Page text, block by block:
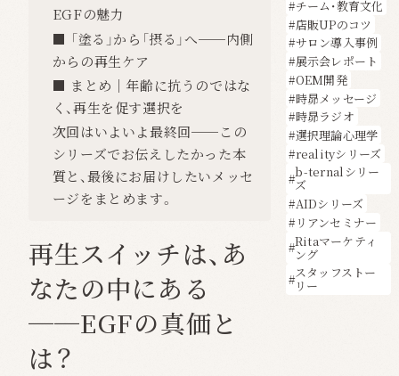
EGFの魅力
■ 「塗る」から「摂る」へ──内側
からの再生ケア
■ まとめ｜年齢に抗うのではな
く、再生を促す選択を
次回はいよいよ最終回──この
シリーズでお伝えしたかった本
質と、最後にお届けしたいメッセ
ージをまとめます。
再生スイッチは、あ
なたの中にある
──EGFの真価と
は？
チーム・教育文化
店販UPのコツ
サロン導入事例
展示会レポート
OEM開発
時昴メッセージ
時昴ラジオ
選択理論心理学
realityシリーズ
b-ternalシリー
ズ
AIDシリーズ
リアンセミナー
Ritaマーケティ
ング
スタッフストー
リー